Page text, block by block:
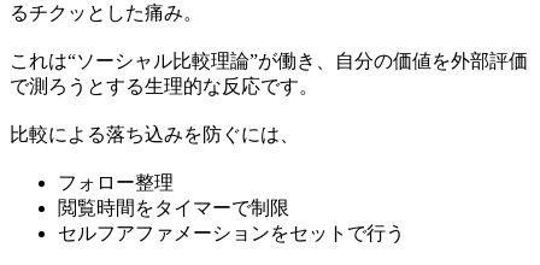
るチクッとした痛み。
これは“ソーシャル比較理論”が働き、自分の価値を外部評価
で測ろうとする生理的な反応です。
比較による落ち込みを防ぐには、
フォロー整理
閲覧時間をタイマーで制限
セルフアファメーションをセットで行う